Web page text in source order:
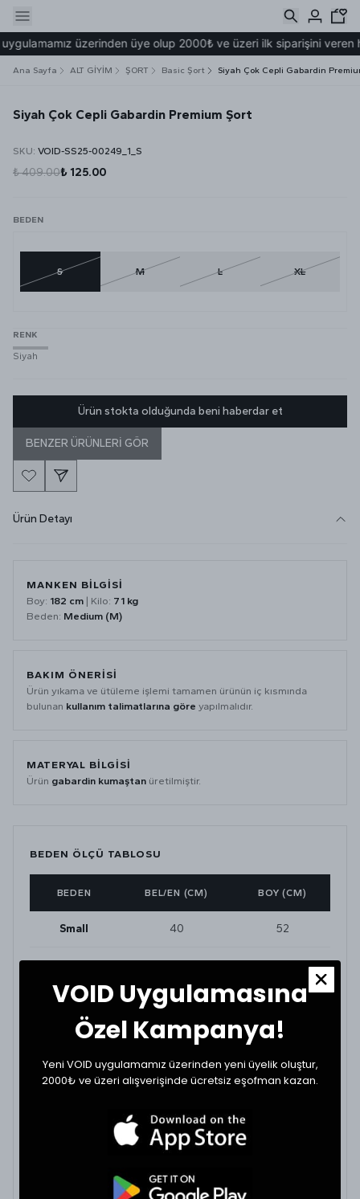
üzerinden üye olup 2000₺ ve üzeri ilk siparişini veren
Ana Sayfa ALT GİYİM ŞORT Basic Şort Siyah Çok Cepli Gabardin
Siyah Çok Cepli Gabardin Premium Şort
SKU: VOID-SS25-00249_1_S
₺ 409.00₺ 125.00
BEDEN
S M L XL
RENK
Siyah
Ürün stokta olduğunda beni haberdar et
BENZER ÜRÜNLERİ GÖR
Ürün Detayı
MANKEN BİLGİSİ
Boy: 182 cm | Kilo: 71 kg
Beden: Medium (M)
BAKIM ÖNERİSİ
Ürün yıkama ve ütüleme işlemi tamamen ürünün iç kısmında
bulunan kullanım talimatlarına göre yapılmalıdır.
MATERYAL BİLGİSİ
Ürün gabardin kumaştan üretilmiştir.
BEDEN ÖLÇÜ TABLOSU
BEDEN BEL/EN (CM) BOY (CM)
Small 40 52
Medium 42 52
Large 44 56
XLarge 48 56
Tekstil ürünlerinde beden seçimi modellere göre
değişkenlik gösterebilir. En doğru seçim için
dolabınızdaki beğendiğiniz bir ürünün ölçülerini alıp
* Ölçülerde +1/-1 cm farklılık olabilir.
VOID Uygulamasına
Özel Kampanya!
Yeni VOID uygulamamız üzerinden yeni üyelik oluştur,
2000₺ ve üzeri alışverişinde ücretsiz eşofman kazan.